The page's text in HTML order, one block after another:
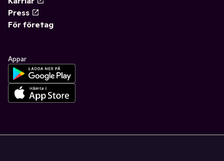
Press
För företag
Appar